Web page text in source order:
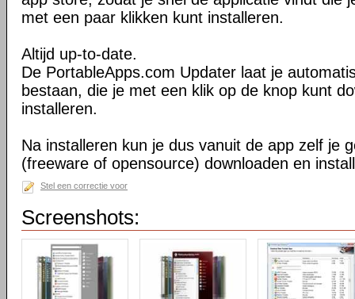
met een paar klikken kunt installeren.
Altijd up-to-date.
De PortableApps.com Updater laat je
bestaan, die je met een klik op de knop kunt
installeren.
Na installeren kun je dus vanuit de app zelf je
(freeware of opensource) downloaden en
Stel een correctie voor
Screenshots: